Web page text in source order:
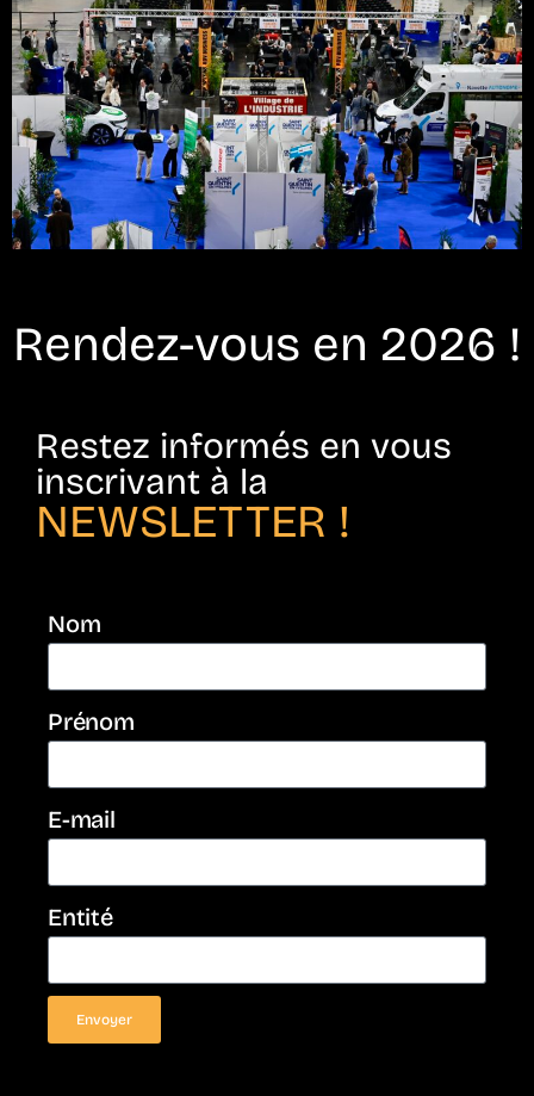
Rendez-vous en 2026 !
Restez informés en vous
inscrivant à la
NEWSLETTER !
Nom
Prénom
E-mail
Entité
Envoyer